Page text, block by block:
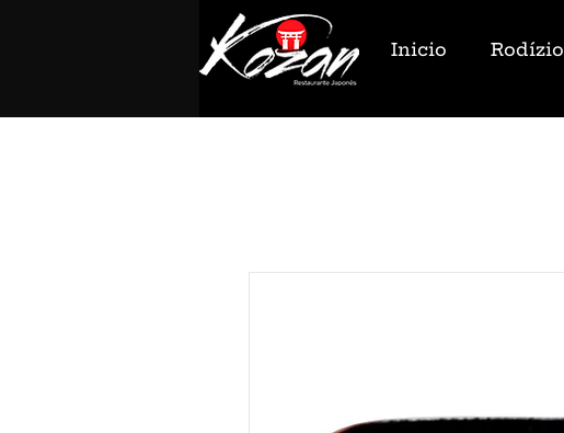
Inicio Rodízio